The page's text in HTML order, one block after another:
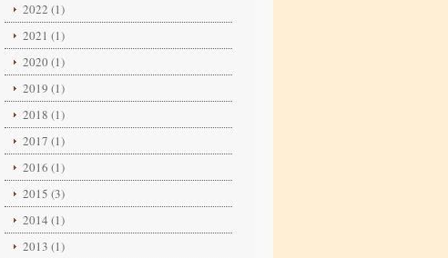
2022 (1)
2021 (1)
2020 (1)
2019 (1)
2018 (1)
2017 (1)
2016 (1)
2015 (3)
2014 (1)
2013 (1)